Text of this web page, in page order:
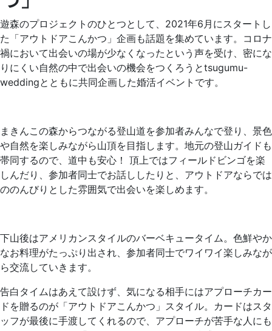
遊森のプロジェクトのひとつとして、2021年6月にスタートし
た「アウトドアこんかつ」企画も話題を集めています。コロナ
禍において出会いの場が少なくなったという声を受け、密にな
りにくい自然の中で出会いの機会をつくろうとtsugumu-
weddingとともに共同企画した婚活イベントです。
まきんこの森からつながる登山道を参加者みんなで登り、景色
や自然を楽しみながら山頂を目指します。地元の登山ガイドも
帯同するので、道中も安心！ 頂上ではフィールドビンゴを楽
しんだり、参加者同士でお話ししたりと、アウトドアならでは
ののんびりとした雰囲気で出会いを楽しめます。
下山後はアメリカンスタイルのバーベキュータイム。色鮮やか
なお料理がたっぷり出され、参加者同士でワイワイ楽しみなが
ら交流していきます。
告白タイムはあえて設けず、気になる相手にはアプローチカー
ドを贈るのが「アウトドアこんかつ」スタイル。カードはスタ
ッフが最後に手渡してくれるので、アプローチが苦手な人にも